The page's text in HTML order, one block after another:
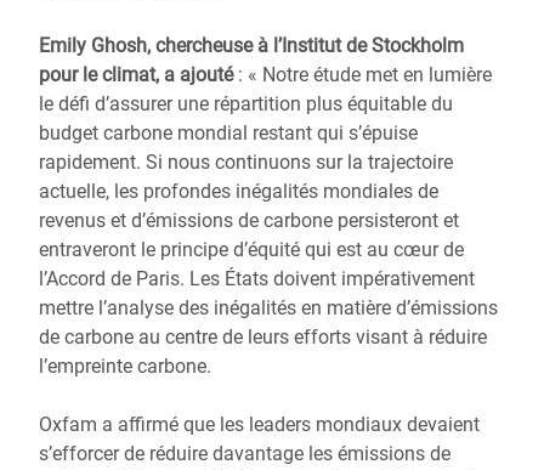
Emily Ghosh, chercheuse à l’Institut de Stockholm
pour le climat, a ajouté : « Notre étude met en lumière
le défi d’assurer une répartition plus équitable du
budget carbone mondial restant qui s’épuise
rapidement. Si nous continuons sur la trajectoire
actuelle, les profondes inégalités mondiales de
revenus et d’émissions de carbone persisteront et
entraveront le principe d’équité qui est au cœur de
l’Accord de Paris. Les États doivent impérativement
mettre l’analyse des inégalités en matière d’émissions
de carbone au centre de leurs efforts visant à réduire
l’empreinte carbone.
Oxfam a affirmé que les leaders mondiaux devaient
s’efforcer de réduire davantage les émissions de